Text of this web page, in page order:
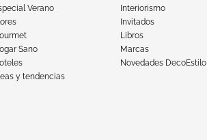
Verano
Sano
y tendencias
Interiorismo
Invitados
Libros
Marcas
Novedades DecoEstilo